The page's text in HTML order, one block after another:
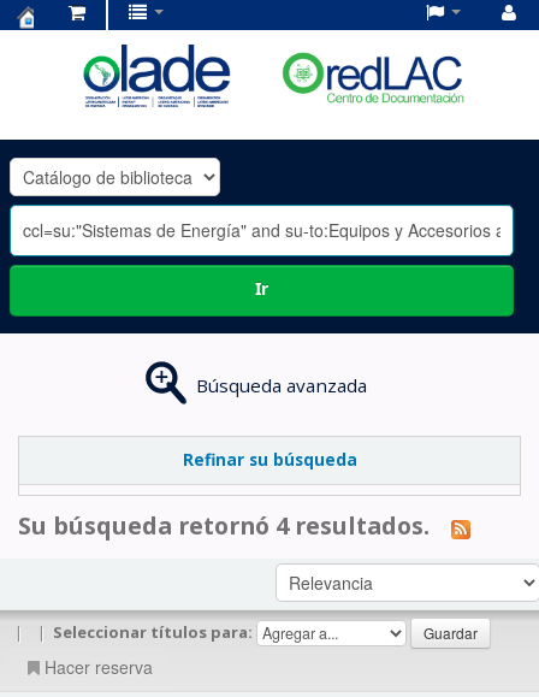
OLADE
-
Ir
Búsqueda avanzada
Refinar su búsqueda
Su búsqueda retornó 4 resultados.
| | Seleccionar títulos para:
Hacer reserva